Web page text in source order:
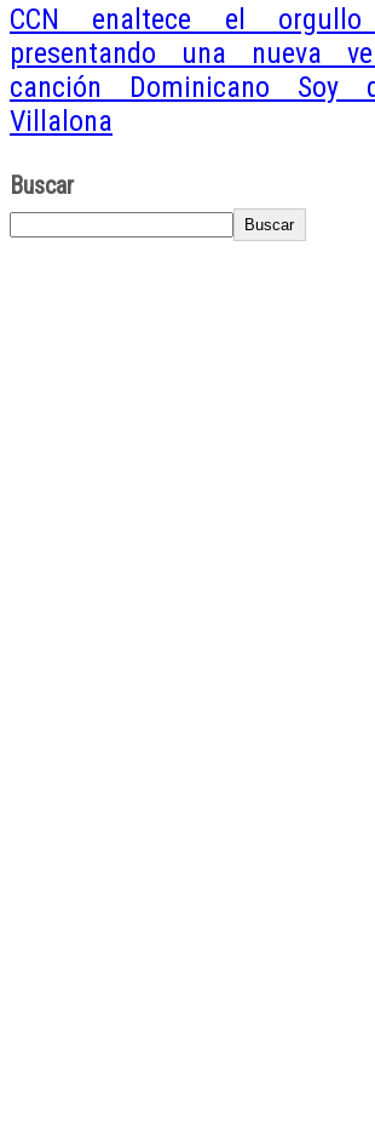
CCN enaltece el orgullo
presentando una nueva
canción Dominicano Soy
Villalona
Buscar
Buscar